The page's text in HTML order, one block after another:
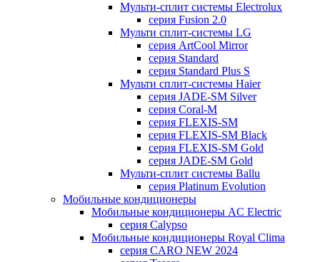
Мульти-сплит системы Electrolux
серия Fusion 2.0
Мульти сплит-системы LG
серия ArtCool Mirror
серия Standard
серия Standard Plus S
Мульти сплит-системы Haier
серия JADE-SM Silver
серия Coral-M
серия FLEXIS-SM
серия FLEXIS-SM Black
серия FLEXIS-SM Gold
серия JADE-SM Gold
Мульти-сплит системы Ballu
серия Platinum Evolution
Мобильные кондиционеры
Мобильные кондиционеры AC Electric
серия Calypso
Мобильные кондиционеры Royal Clima
серия CARO NEW 2024